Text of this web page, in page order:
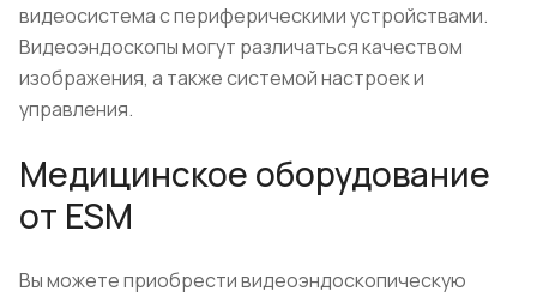
видеосистема с периферическими устройствами.
Видеоэндоскопы могут различаться качеством
изображения, а также системой настроек и
управления.
Медицинское оборудование
от ESM
Вы можете приобрести видеоэндоскопическую